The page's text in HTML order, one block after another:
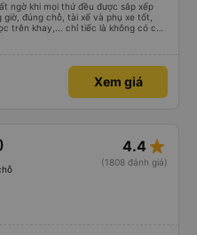
ngờ khi mọi thứ đều được sắp xếp
đúng chỗ, tài xế và phụ xe tốt,
trên khay,... chỉ tiếc là không có chỗ
rồi!
Xem giá
4.4 star_rate
(1808 đánh giá)